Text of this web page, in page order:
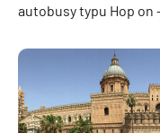
autobusy typu Hop on